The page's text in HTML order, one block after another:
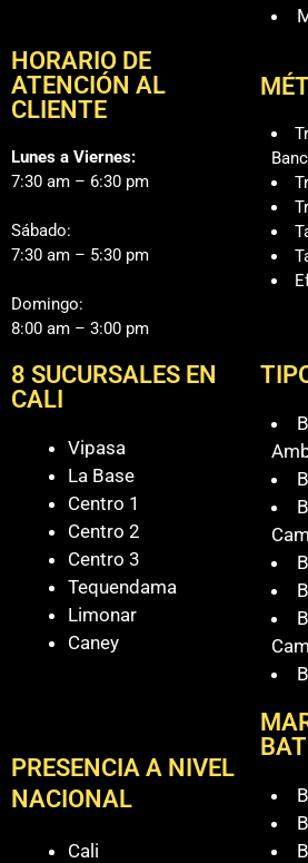
HORARIO DE
ATENCIÓN AL
CLIENTE
Lunes a Viernes:
7:30 am – 6:30 pm
Sábado:
7:30 am – 5:30 pm
Domingo:
8:00 am – 3:00 pm
8 SUCURSALES EN
CALI
Vipasa
La Base
Centro 1
Centro 2
Centro 3
Tequendama
Limonar
Caney
PRESENCIA A NIVEL
NACIONAL
Cali